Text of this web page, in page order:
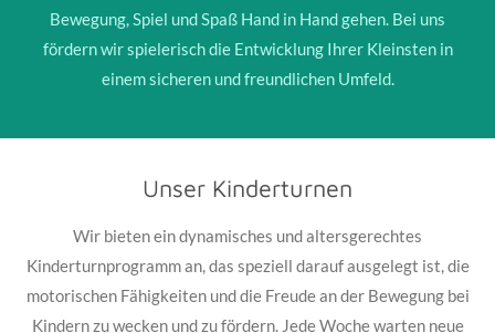
Bewegung, Spiel und Spaß Hand in Hand gehen. Bei uns
fördern wir spielerisch die Entwicklung Ihrer Kleinsten in
einem sicheren und freundlichen Umfeld.
Unser Kinderturnen
Wir bieten ein dynamisches und altersgerechtes
Kinderturnprogramm an, das speziell darauf ausgelegt ist, die
motorischen Fähigkeiten und die Freude an der Bewegung bei
Kindern zu wecken und zu fördern. Jede Woche warten neue